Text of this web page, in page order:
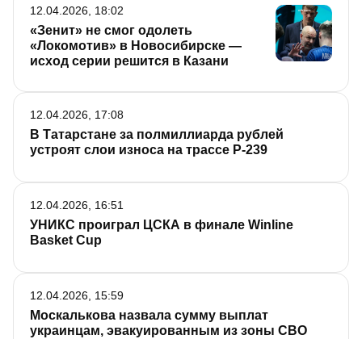
«Зенит» не смог одолеть
«Локомотив» в Новосибирске —
исход серии решится в Казани
12.04.2026, 18:02
В Татарстане за полмиллиарда рублей
устроят слои износа на трассе Р-239
12.04.2026, 17:08
УНИКС проиграл ЦСКА в финале Winline
Basket Cup
12.04.2026, 16:51
Москалькова назвала сумму выплат
украинцам, эвакуированным из зоны СВО
12.04.2026, 15:59